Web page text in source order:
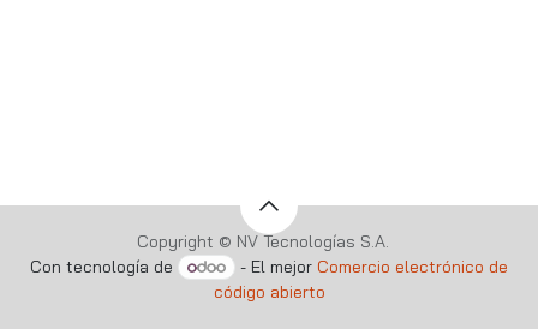
Copyright © NV Tecnologías S.A.
Con tecnología de
- El mejor Comercio electrónico de
código abierto